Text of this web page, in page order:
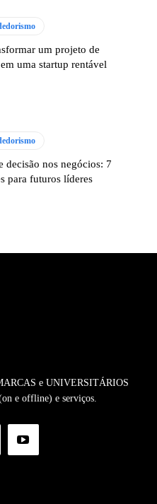
um projeto de
uma startup rentável
decisão nos negócios: 7
para futuros líderes
e UNIVERSITÁRIOS
e offline) e serviços.